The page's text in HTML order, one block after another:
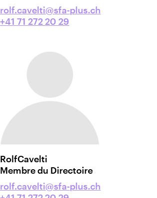
rolf.cavelti@sfa-plus.ch
+41 71 272 20 29
RolfCavelti
Membre du Directoire
rolf.cavelti@sfa-plus.ch